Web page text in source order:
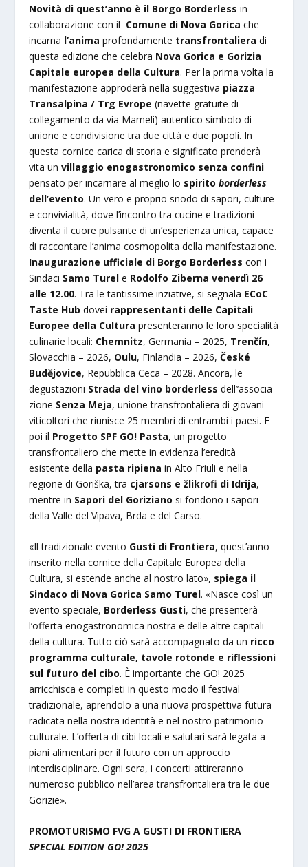
Novità di quest’anno è il Borgo Borderless in
collaborazione con il Comune di Nova Gorica che
incarna l’animaprofondamente transfrontaliera di
questa edizione che celebra Nova Gorica e Gorizia
Capitale europea della Cultura. Per la prima volta la
manifestazione approderà nella suggestiva piazza
Transalpina / Trg Evrope (navette gratuite di
collegamento da via Mameli) autentico simbolo di
unione e condivisione tra due città e due popoli. In
questa cornice carica di storia e significato prenderà
vita unvillaggio enogastronomico senza confini
pensato per incarnare al meglio lo spiritoborderless
dell’evento. Un vero e proprio snodo di sapori, culture
e convivialità, dove l’incontro tra cucine e tradizioni
diventa il cuore pulsante di un’esperienza unica, capace
di raccontare l’anima cosmopolita della manifestazione.
Inaugurazione ufficiale di Borgo Borderless con i
Sindaci Samo Turel e Rodolfo Ziberna venerdì 26
alle 12.00. Tra le tantissime inziative, si segnala ECoC
Taste Hubdovei rappresentanti delle Capitali
Europee della Cultura presenteranno le loro specialità
culinarie locali: Chemnitz, Germania – 2025, Trenčín,
Slovacchia – 2026, Oulu, Finlandia – 2026,České
Budějovice, Repubblica Ceca – 2028. Ancora, le
degustazioni Strada del vino borderlessdell’’associa
zione Senza Meja, unione transfrontaliera di giovani
viticoltori che riunisce 25 membri di entrambi i paesi. E
poi il Progetto SPF GO! Pasta, un progetto
transfrontaliero che mette in evidenza l’eredità
esistente della pasta ripiena in Alto Friuli e nella
regione di Goriška, tra cjarsons e žlikrofi di Idrija,
mentre in Sapori del Goriziano si fondono i sapori
della Valle del Vipava, Brda e del Carso.
«Il tradizionale evento Gusti di Frontiera, quest’anno
inserito nella cornice della Capitale Europea della
Cultura, si estende anche al nostro lato», spiega il
Sindaco di Nova Gorica Samo Turel. «Nasce così un
evento speciale, Borderless Gusti, che presenterà
l’offerta enogastronomica nostra e delle altre capitali
della cultura. Tutto ciò sarà accompagnato da un ricco
programma culturale, tavole rotonde e riflessioni
sul futuro del cibo. È importante che GO! 2025
arricchisca e completi in questo modo il festival
tradizionale, aprendolo a una nuova prospettiva futura
radicata nella nostra identità e nel nostro patrimonio
culturale. L’offerta di cibi locali e salutari sarà legata a
piani alimentari per il futuro con un approccio
interdisciplinare. Ogni sera, i concerti attireranno
numeroso pubblico nell’area transfrontaliera tra le due
Gorizie».
PROMOTURISMO FVG A GUSTI DI FRONTIERA
SPECIAL EDITION GO! 2025